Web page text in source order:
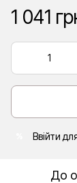
1 041
Ввійти
До